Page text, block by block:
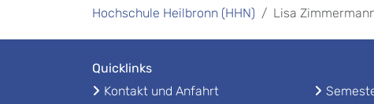
Hochschule Heilbronn (HHN) Lisa
Quicklinks
Kontakt und Anfahrt